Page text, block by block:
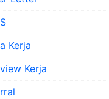
Kerja
Kerja